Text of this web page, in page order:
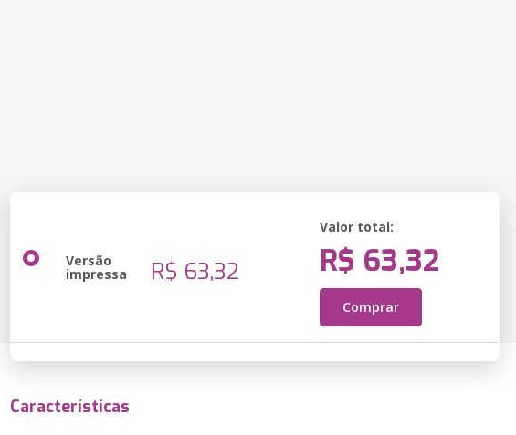
Versão
impressa R$ 63,32
Valor total:
R$ 63,32
Comprar
Características